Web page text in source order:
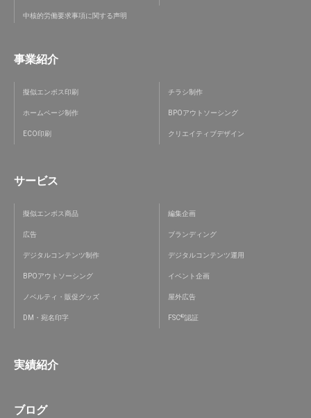
中核的労働要求事項に関する声明
事業紹介
擬似エンボス印刷 チラシ制作
ホームページ制作 BPOアウトソーシング
ECO印刷 クリエイティブデザイン
サービス
擬似エンボス商品 編集企画
広告 ブランディング
デジタルコンテンツ制作 デジタルコンテンツ運用
BPOアウトソーシング イベント企画
ノベルティ・販促グッズ 屋外広告
DM・宛名印字 FSC®認証
実績紹介
ブログ